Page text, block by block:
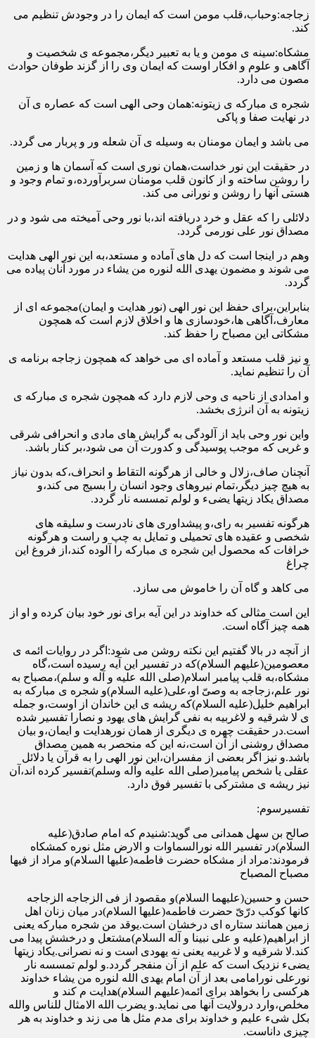
زجاجه:وحباب،قلب مومن است که ایمان را در وجودش تنظیم می
کند.
مشکاه:سینه ی مومن و یا به تعبیر دیگر،مجموعه ی شخصیت و
آگاهی و علوم و افکار اوست که ایمان وی را از گزند طوفان حوادث
مصون می دارد.
شجره ی مبارکه ی زیتونه:همان وحی الهی است که عصاره ی آن
در نهایت صفا و پاکی
می باشد و ایمان مومنان به وسیله ی آن شعله ور و پربار می گردد.
در حقیقت این نور خداست،همان نوری است که آسمان ها و زمین
را روشن ساخته و از کانون قلب مومنان سربرآورده،و تمام وجود و
هستی آنها را روشن و نورانی می کند.
دلائلی را که عقل و خرد دریافته اند،با نور وحی آمیخته می شود و در
مصداق نور علی نورمی گردد.
وهم در اینجا است که دل های آماده و مستعد،به این نور الهی هدایت
می شوند و مضمون یهدی الله لنوره من یشاء در مورد آنان پیاده می
گردد.
بنابراین،برای حفظ این نور الهی (نور هدایت و ایمان)مجموعه ای از
معارف،آگاهی ها،خودسازی ها و اخلاق لازم است که همچون
مشکاتی این مصباح را حفظ کند.
و نیز قلب مستعد و آماده ای می خواهد که همچون زجاجه برنامه ی
آن را تنظیم نماید.
و امدادی از ناحیه ی وحی لازم دارد که همچون شجره ی مبارکه ی
زیتونه به آن انرژی بخشد.
واین نور وحی باید از آلودگی به گرایش های مادی و انحرافی شرقی
و غربی که موجب پوسیدگی و کدورت آن می شود،بر کنار باشد.
آنچنان صاف،زلال و خالی از هرگونه التقاط و انحراف،که بدون نیاز
به هیچ چیز دیگر،تمام نیروهای وجود انسان را بسیج می کند،و
مصداق یکاد زیتها یضیء و لولم تمسسه نار گردد.
هرگونه تفسیر به رای،و پیشداوری های نادرست و سلیقه های
شخصی و عقیده های تحمیلی و تمایل به چپ و راست و هرگونه
خرافات که محصول این شجره ی مبارکه را آلوده کند،از فروغ این
چراغ
می کاهد و گاه آن را خاموش می سازد.
این است مثالی که خداوند در این آیه برای نور خود بیان کرده و او از
همه چیز آگاه است.
از آنچه در بالا گفتیم این نکته روشن می شود:اگر در روایات ائمه ی
معصومین(علیهم السلام)که در تفسیر این آیه رسیده است،گاه
مشکاه،به قلب پیامبر اسلام(صلی الله علیه و آله و سلم)،مصباح به
نور علم،زجاجه به وصیّ او،علی(علیه السلام)و شجره ی مبارکه به
ابراهیم خلیل(علیه السلام)که ریشه ی این خاندان از اوست،و جمله
ی لا شرقیه و لاغربیه به نفی گرایش های یهود و نصارا تفسیر شده
است.در حقیقت چهره ی دیگری از همان نورهدایت و ایمان،و بیان
مصداق روشنی از آن است،نه این که منحصر به همین مصداق
باشد.و نیز اگر بعضی از مفسران،این نور الهی را به قرآن یا دلائل
عقلی یا شخص پیامبر(صلی الله علیه وآله وسلم)تفسیر کرده اند،آن
نیز ریشه ی مشترکی با تفسیر فوق دارد.
تفسیرسوم:
صالح بن سهل همدانی می گوید:شنیدم که امام صادق(علیه
السلام)در تفسیر الله نورالسماوات و الارض مثل نوره کمشکاه
فرمودند:مراد از مشکاه حضرت فاطمه(علیها السلام)و مراد از فیها
مصباح المصباح
حسن و حسین(علیهما السلام)و مقصود از فی الزجاجه الزجاجه
کانها کوکب درّیّ حضرت فاطمه(علیها السلام)در میان زنان اهل
زمین همانند ستاره ای درخشان است.یوقد من شجره مبارکه یعنی
از ابراهیم(علیه و علی نبینا و آله السلام)مشتعل و درخشش پیدا می
کند.لا شرقیه و لا غربیه یعنی نه یهودی است و نه نصرانی.یکاد زیتها
یضیء نزدیک است که علم از آن منفجر گردد.و لولم تمسسه نار
نورعلی نورامامی بعد از آن امام یهدی الله لنوره من یشاء خداوند
هرکسی را بخواهد برای ائمه(علیهم السلام)هدایت م کند و
مخلص،وارد درولایت آنها می نماید.و یضرب الله الامثال للناس والله
بکل شیء علیم و خداوند برای مدم مثل ها می زند و خداوند به هر
چیزی داناست.